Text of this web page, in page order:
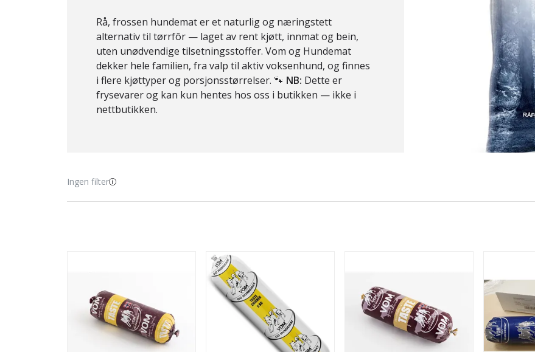
Rå, frossen hundemat er et naturlig og næringstett
alternativ til tørrfôr — laget av rent kjøtt, innmat og bein,
uten unødvendige tilsetningsstoffer. Vom og Hundemat
dekker hele familien, fra valp til aktiv voksenhund, og finnes
i flere kjøttyper og porsjonsstørrelser. 🐾 NB: Dette er
frysevarer og kan kun hentes hos oss i butikken — ikke i
nettbutikken.
Ingen filter